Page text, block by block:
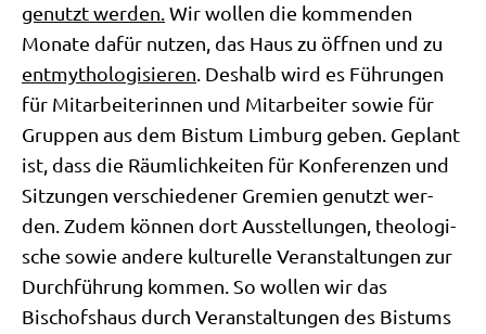
genutzt wer­den. Wir wol­len die kom­men­den
Mona­te dafür nut­zen, das Haus zu öff­nen und zu
ent­my­tho­lo­gi­sie­ren . Des­halb wird es Füh­run­gen
für Mit­ar­bei­te­rin­nen und Mit­ar­bei­ter sowie für
Grup­pen aus dem Bis­tum Lim­burg geben. Geplant
ist, dass die Räum­lich­kei­ten für Kon­fe­ren­zen und
Sit­zun­gen ver­schie­de­ner Gre­mi­en genutzt wer­
den. Zudem kön­nen dort Aus­stel­lun­gen, theo­lo­gi­
sche sowie ande­re kul­tu­rel­le Ver­an­stal­tun­gen zur
Durch­füh­rung kom­men. So wol­len wir das
Bischofs­haus durch Ver­an­stal­tun­gen des Bis­tums